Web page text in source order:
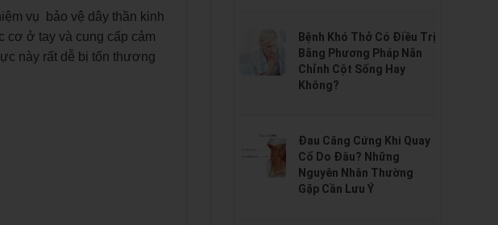
vụ bảo vệ dây thần kinh
cơ ở tay và cung cấp cảm
này rất dễ bị tổn thương
Bệnh Khó Thở Có Điều Trị
Bằng Phương Pháp Nắn
Chỉnh Cột Sống Hay
Không?
Đau Căng Cứng Khi Quay
Cổ Do Đâu? Những
Nguyên Nhân Thường
Gặp Cần Lưu Ý